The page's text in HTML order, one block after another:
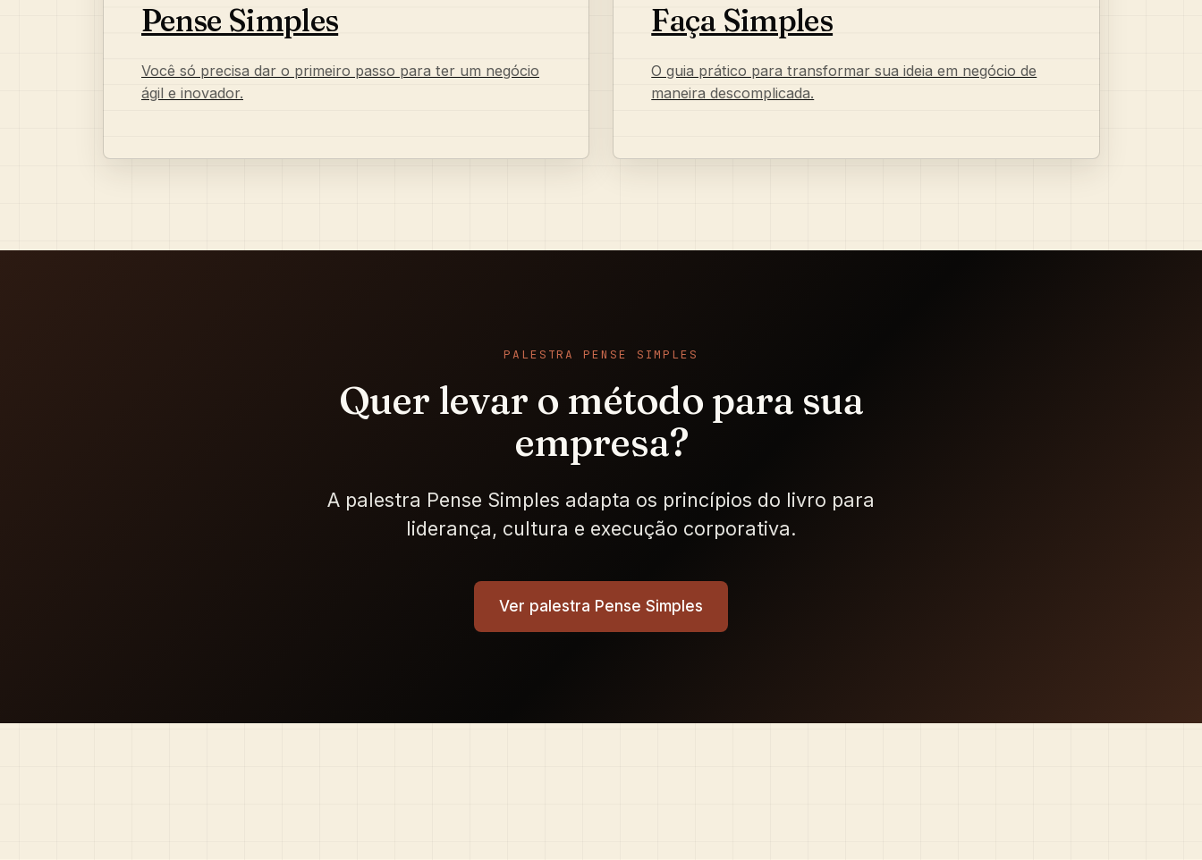
Pense Simples
Você só precisa dar o primeiro passo para ter um negócio
ágil e inovador.
Faça Simples
O guia prático para transformar sua ideia em negócio de
maneira descomplicada.
PALESTRA PENSE SIMPLES
Quer levar o método para sua
empresa?
A palestra Pense Simples adapta os princípios do livro para
liderança, cultura e execução corporativa.
Ver palestra Pense Simples